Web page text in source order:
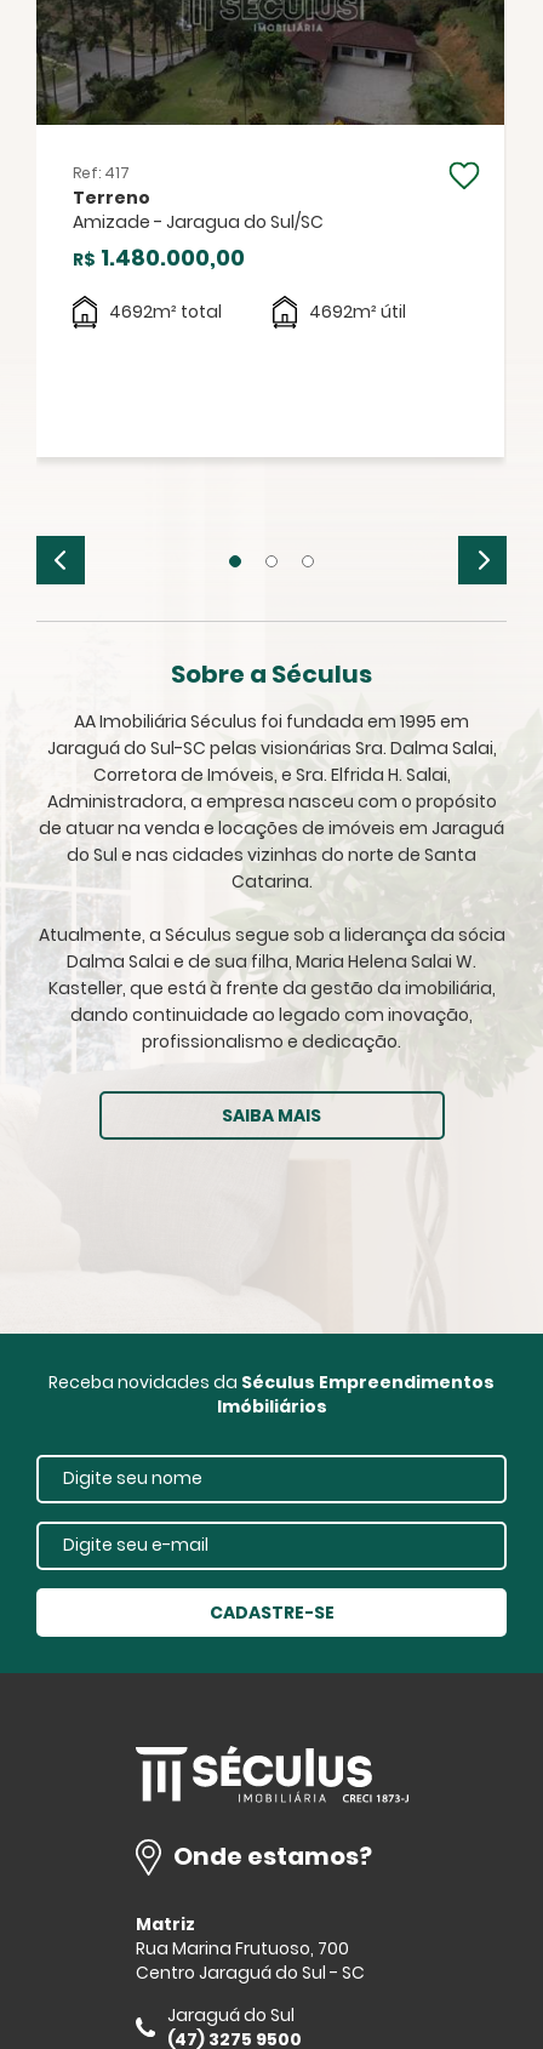
Facebook Twitter
Ref: 417
Terreno
Amizade - Jaragua do Sul/SC
R$ 1.480.000,00
4692m² total 4692m² útil
Sobre a Séculus
AA Imobiliária Séculus foi fundada em 1995 em
Jaraguá do Sul-SC pelas visionárias Sra. Dalma Salai,
Corretora de Imóveis, e Sra. Elfrida H. Salai,
Administradora, a empresa nasceu com o propósito
de atuar na venda e locações de imóveis em Jaraguá
do Sul e nas cidades vizinhas do norte de Santa
Catarina.
Atualmente, a Séculus segue sob a liderança da sócia
Dalma Salai e de sua filha, Maria Helena Salai W.
Kasteller, que está à frente da gestão da imobiliária,
dando continuidade ao legado com inovação,
profissionalismo e dedicação.
SAIBA MAIS
Receba novidades da Séculus Empreendimentos
Imóbiliários
CADASTRE-SE
Onde estamos?
Matriz
Rua Marina Frutuoso, 700
Centro Jaraguá do Sul - SC
Jaraguá do Sul
(47) 3275 9500